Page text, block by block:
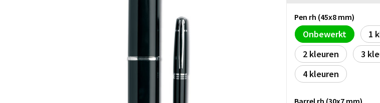
Pen rh (45x8 mm)
Onbewerkt
1
2
3
4
Barrel rh (30x7 mm)